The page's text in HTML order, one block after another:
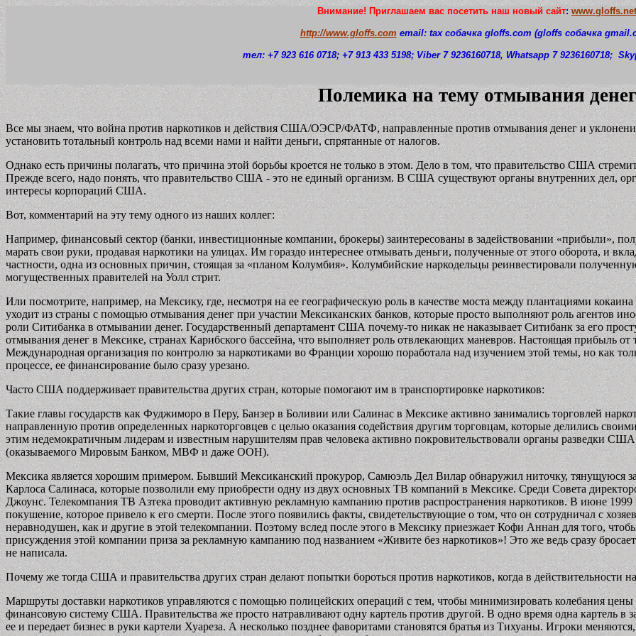
Внимание! Приглашаем вас посетить наш новый сайт: www.gloffs.net
http://www.gloffs.com email: tax собачка gloffs.com (gloffs собачка
тел: +7 923 616 0718; +7 913 433 5198; Viber 7 9236160718, Whatsapp 7 9236160718; S
Полемика на тему отмывания денег
Все мы знаем, что война против наркотиков и действия США/ОЭСР/ФАТФ, направленные против отмывания денег и
установить тотальный контроль над всеми нами и найти деньги, спрятанные от налогов.
Однако есть причины полагать, что причина этой борьбы кроется не только в этом. Дело в том, что правительство США
Прежде всего, надо понять, что правительство США - это не единый организм. В США существуют органы внутренних дел,
интересы корпораций США.
Вот, комментарий на эту тему одного из наших коллег:
Например, финансовый сектор (банки, инвестиционные компании, брокеры) заинтересованы в задействовании «прибыли»,
марать свои руки, продавая наркотики на улицах. Им гораздо интереснее отмывать деньги, полученные от этого оборота, и
частности, одна из основных причин, стоящая за «планом Колумбия». Колумбийские наркодельцы реинвестировали
могущественных правителей на Уолл стрит.
Или посмотрите, например, на Мексику, где, несмотря на ее географическую роль в качестве моста между плантациями
уходит из страны с помощью отмывания денег при участии Мексиканских банков, которые просто выполняют роль агентов
роли Ситибанка в отмывании денег. Государственный департамент США почему-то никак не наказывает Ситибанк за его
отмывания денег в Мексике, странах Карибского бассейна, что выполняет роль отвлекающих маневров. Настоящая прибыль
Международная организация по контролю за наркотиками во Франции хорошо поработала над изучением этой темы, но как
процессе, ее финансирование было сразу урезано.
Часто США поддерживает правительства других стран, которые помогают им в транспортировке наркотиков:
Такие главы государств как Фуджиморо в Перу, Банзер в Боливии или Салинас в Мексике активно занимались торговлей
направленную против определенных наркоторговцев с целью оказания содействия другим торговцам, которые делились
этим недемократичным лидерам и известным нарушителям прав человека активно покровительствовали органы разведки
(оказываемого Мировым Банком, МВФ и даже ООН).
Мексика является хорошим примером. Бывший Мексиканский прокурор, Самюэль Дел Вилар обнаружил ниточку, тянущуюся
Карлоса Салинаса, которые позволили ему приобрести одну из двух основных ТВ компаний в Мексике. Среди Совета
Джоунс. Телекомпания ТВ Азтека проводит активную рекламную кампанию против распространения наркотиков. В июне
покушение, которое привело к его смерти. После этого появились факты, свидетельствующие о том, что он сотрудничал с
неравнодушен, как и другие в этой телекомпании. Поэтому вслед после этого в Мексику приезжает Кофи Аннан для того,
присуждения этой компании приза за рекламную кампанию под названием «Живите без наркотиков»! Это же ведь сразу
не написала.
Почему же тогда США и правительства других стран делают попытки бороться против наркотиков, когда в действительности
Маршруты доставки наркотиков управляются с помощью полицейских операций с тем, чтобы минимизировать колебания
финансовую систему США. Правительства же просто натравливают одну картель против другой. В одно время одна картель в
ее и передает бизнес в руки картели Хуареза. А несколько позднее фаворитами становятся братья из Тихуаны. Игроки